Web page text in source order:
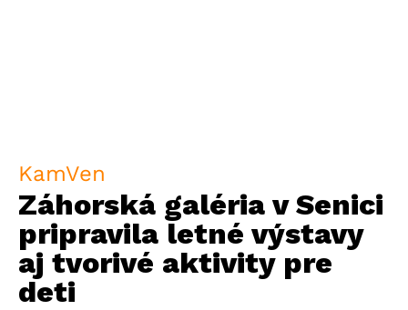
KamVen
Záhorská galéria v Senici
pripravila letné výstavy
aj tvorivé aktivity pre
deti